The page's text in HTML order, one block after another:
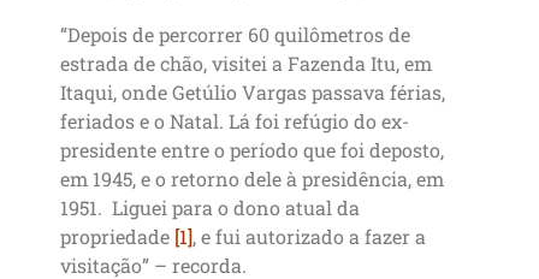
“Depois de percorrer 60 quilômetros de
estrada de chão, visitei a Fazenda Itu, em
Itaqui, onde Getúlio Vargas passava férias,
feriados e o Natal. Lá foi refúgio do ex-
presidente entre o período que foi deposto,
em 1945, e o retorno dele à presidência, em
1951. Liguei para o dono atual da
propriedade [1], e fui autorizado a fazer a
visitação” – recorda.